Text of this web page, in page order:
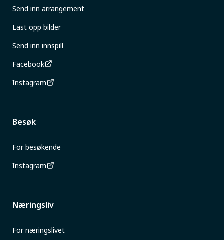
Send inn arrangement
Last opp bilder
Send inn innspill
Facebook
Instagram
Besøk
For besøkende
Instagram
Næringsliv
For næringslivet